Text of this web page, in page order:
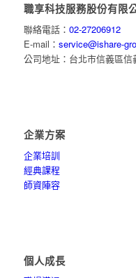
職享科技服務股份有限
聯絡電話： 02-27206912
E-mail： service@ishare-
公司地址：台北市信義區
企業方案
企業培訓
經典課程
師資陣容
個人成長